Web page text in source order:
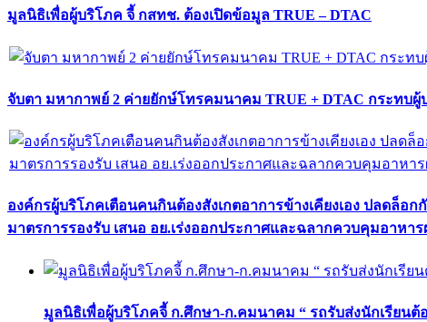
มูลนิธิเพื่อผู้บริโภค จี้ กสทช. ต้องเปิดข้อมูล TRUE – DTAC
จับตา มหากาพย์ 2 ค่ายยักษ์โทรคมนาคม TRUE + DTAC กระทบผู้
องค์กรผู้บริโภคเตือนคนกินต้องสังเกตอาการข้างเคียงเอง ปลดล็อ
มาตรการรองรับ เสนอ อย.เร่งออกประกาศและฉลากควบคุมอาหา
มูลนิธิเพื่อผู้บริโภคจี้ ก.ศึกษา-ก.คมนาคม “ รถรับส่งนักเรียนต้